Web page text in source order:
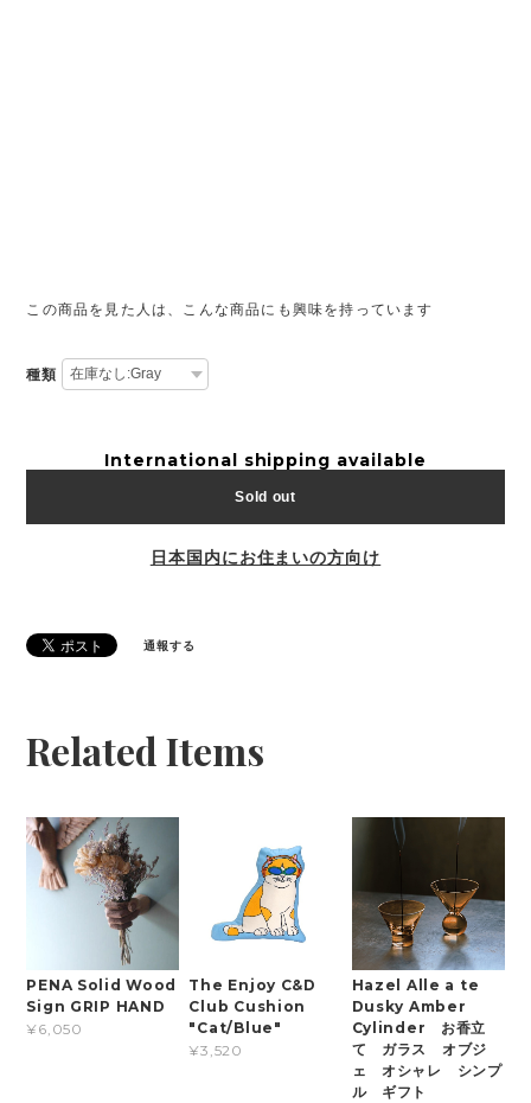
この商品を見た人は、こんな商品にも興味を持っています
種類
International shipping available
Sold out
日本国内にお住まいの方向け
通報する
Related Items
PENA Solid Wood
Sign GRIP HAND
¥6,050
The Enjoy C&D
Club Cushion
"Cat/Blue"
¥3,520
Hazel Alle a te
Dusky Amber
Cylinder お香立
て ガラス オブジ
ェ オシャレ シンプ
ル ギフト